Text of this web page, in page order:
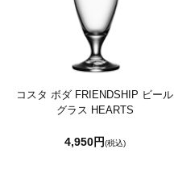
コスタ ボダ FRIENDSHIP ビール
グラス HEARTS
4,950円(税込)